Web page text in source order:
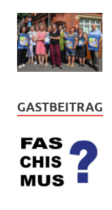
GASTBEITRAG